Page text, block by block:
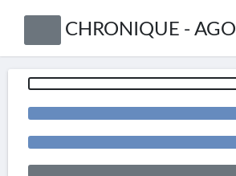
CHRONIQUE - AGO